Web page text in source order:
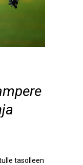
tasolleen